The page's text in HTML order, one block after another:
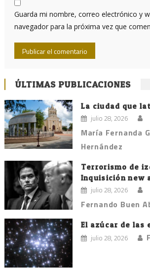
Guarda mi nombre, correo electrónico y
navegador para la próxima vez que
ÚLTIMAS PUBLICACIONES
La ciudad que
julio 28, 2026
María Fernanda
Hernández
Terrorismo de
Inquisición new
julio 28, 2026
Fernando Buen
El azúcar de las
julio 28, 2026